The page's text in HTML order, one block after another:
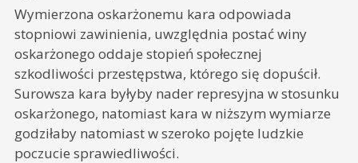
Wymierzona oskarżonemu kara odpowiada
stopniowi zawinienia, uwzględnia postać winy
oskarżonego oddaje stopień społecznej
szkodliwości przestępstwa, którego się dopuścił.
Surowsza kara byłyby nader represyjna w stosunku
oskarżonego, natomiast kara w niższym wymiarze
godziłaby natomiast w szeroko pojęte ludzkie
poczucie sprawiedliwości.